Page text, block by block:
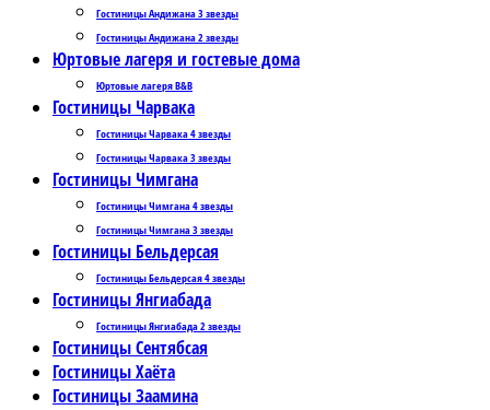
Гостиницы Андижана 3 звезды
Гостиницы Андижана 2 звезды
Юртовые лагеря и гостевые дома
Юртовые лагеря B&B
Гостиницы Чарвака
Гостиницы Чарвака 4 звезды
Гостиницы Чарвака 3 звезды
Гостиницы Чимгана
Гостиницы Чимгана 4 звезды
Гостиницы Чимгана 3 звезды
Гостиницы Бельдерсая
Гостиницы Бельдерсая 4 звезды
Гостиницы Янгиабада
Гостиницы Янгиабада 2 звезды
Гостиницы Сентябсая
Гостиницы Хаёта
Гостиницы Заамина